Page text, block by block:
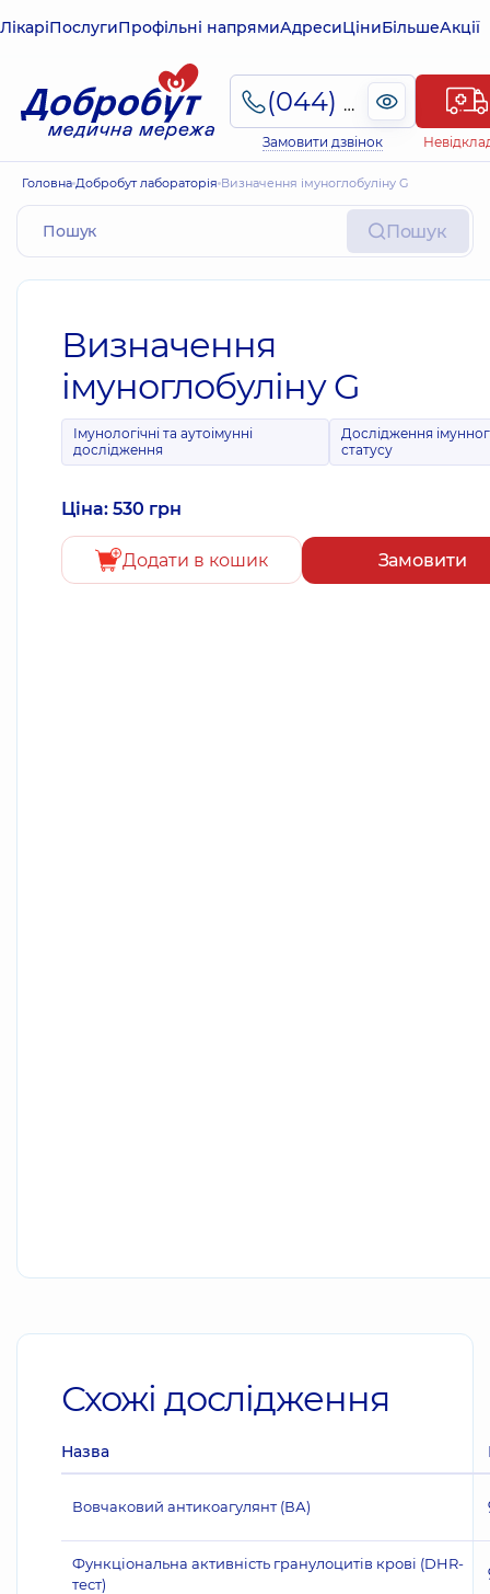
ЛікаріПослугиПрофільні напрямиАдресиЦіниБільшеАкції
(044) 495-2-888
Замовити дзвінок
Головна Добробут лабораторія Визначення імуноглобуліну G
Пошук
Визначення
імуноглобуліну G
Імунологічні та аутоімунні
дослідження
Дослідження
статусу
Ціна: 530 грн
Додати в кошик Замовити
Схожі дослідження
Назва
Вовчаковий антикоагулянт (ВА)
Функціональна активність гранулоцитів крові (DHR-
тест)